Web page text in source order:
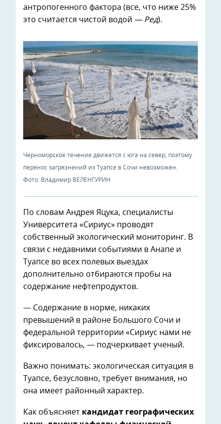
антропогенного фактора (все, что ниже 25%
это считается чистой водой — Ред).
Черноморское течение движется с юга на север, поэтому
перенос загрязнений из Туапсе в Сочи невозможен.
Фото: Владимир ВЕЛЕНГУРИН
По словам Андрея Яцука, специалисты
Университета «Сириус» проводят
собственный экологический мониторинг. В
связи с недавними событиями в Анапе и
Туапсе во всех полевых выездах
дополнительно отбираются пробы на
содержание нефтепродуктов.
— Содержание в норме, никаких
превышений в районе Большого Сочи и
федеральной территории «Сириус нами не
фиксировалось, — подчеркивает ученый.
Важно понимать: экологическая ситуация в
Туапсе, безусловно, требует внимания, но
она имеет районный характер.
Как объясняет кандидат географических